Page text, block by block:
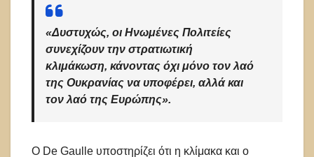
«Δυστυχώς, οι Ηνωμένες Πολιτείες
συνεχίζουν την στρατιωτική
κλιμάκωση, κάνοντας όχι μόνο τον λαό
της Ουκρανίας να υποφέρει, αλλά και
τον λαό της Ευρώπης».
Ο De Gaulle υποστηρίζει ότι η κλίμακα και ο